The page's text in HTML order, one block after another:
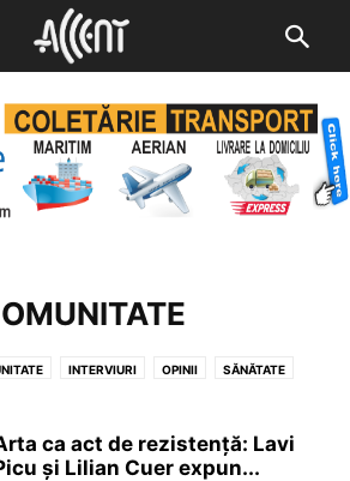
INTERVIURI OPINII SĂNĂTATE
ca act de rezistență: Lavi
și Lilian Cuer expun...